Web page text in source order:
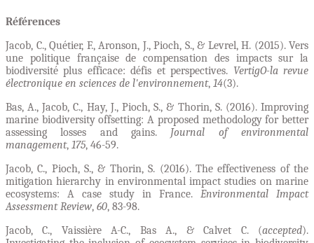
Références
Jacob, C., Quétier, F., Aronson, J., Pioch, S., & Levrel, H. (2015). Vers
une politique française de compensation des impacts sur la
biodiversité plus efficace: défis et perspectives. VertigO-la revue
électronique en sciences de l'environnement, 14(3).
Bas, A., Jacob, C., Hay, J., Pioch, S., & Thorin, S. (2016). Improving
marine biodiversity offsetting: A proposed methodology for better
assessing losses and gains. Journal of environmental
management, 175, 46-59.
Jacob, C., Pioch, S., & Thorin, S. (2016). The effectiveness of the
mitigation hierarchy in environmental impact studies on marine
ecosystems: A case study in France. Environmental Impact
Assessment Review, 60, 83-98.
Jacob, C., Vaissière A-C., Bas A., & Calvet C. (accepted).